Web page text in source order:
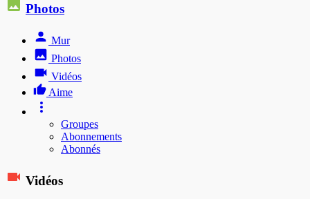
Photos
Mur
Photos
Vidéos
Aime
Groupes
Abonnements
Abonnés
Vidéos